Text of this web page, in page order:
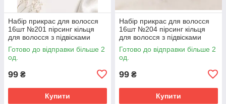
Набір прикрас для волосся
16шт №201 пірсинг кільця
для волосся з підвісками
Готово до відправки більше 2
од.
99 ₴
Купити
Набір прикрас для волосся
16шт №204 пірсинг кільця
для волосся з підвісками
Готово до відправки більше 2
од.
99 ₴
Купити